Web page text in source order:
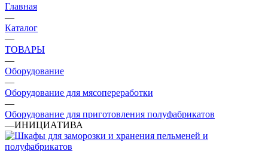
Главная
—
Каталог
—
ТОВАРЫ
—
Оборудование
—
Оборудование для мясопереработки
—
Оборудование для приготовления полуфабрикатов
—ИНИЦИАТИВА